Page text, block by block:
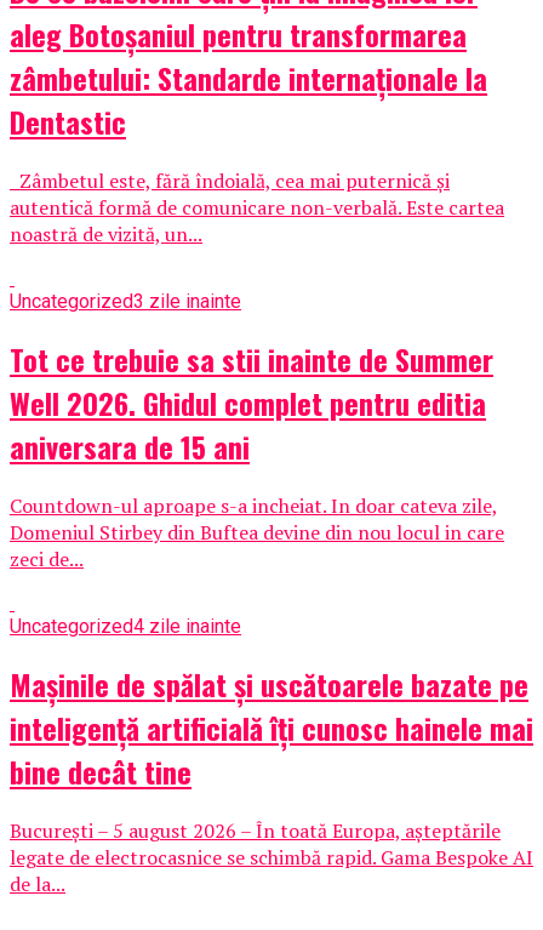
aleg Botoșaniul pentru transformarea
zâmbetului: Standarde internaționale la
Dentastic
Zâmbetul este, fără îndoială, cea mai puternică și
autentică formă de comunicare non-verbală. Este cartea
noastră de vizită, un...
Uncategorized3 zile inainte
Tot ce trebuie sa stii inainte de Summer
Well 2026. Ghidul complet pentru editia
aniversara de 15 ani
Countdown-ul aproape s-a incheiat. In doar cateva zile,
Domeniul Stirbey din Buftea devine din nou locul in care
zeci de...
Uncategorized4 zile inainte
Mașinile de spălat și uscătoarele bazate pe
inteligență artificială îți cunosc hainele mai
bine decât tine
București – 5 august 2026 – În toată Europa, așteptările
legate de electrocasnice se schimbă rapid. Gama Bespoke AI
de la...